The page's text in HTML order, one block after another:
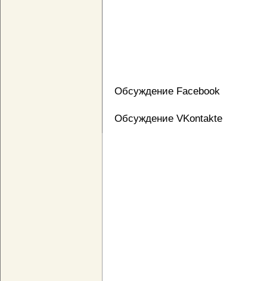
Обсуждение Facebook
Обсуждение VKontakte